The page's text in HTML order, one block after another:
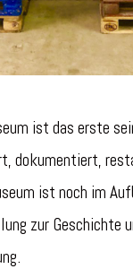
ist das erste
dokumentiert,
ist noch im
zur Geschichte